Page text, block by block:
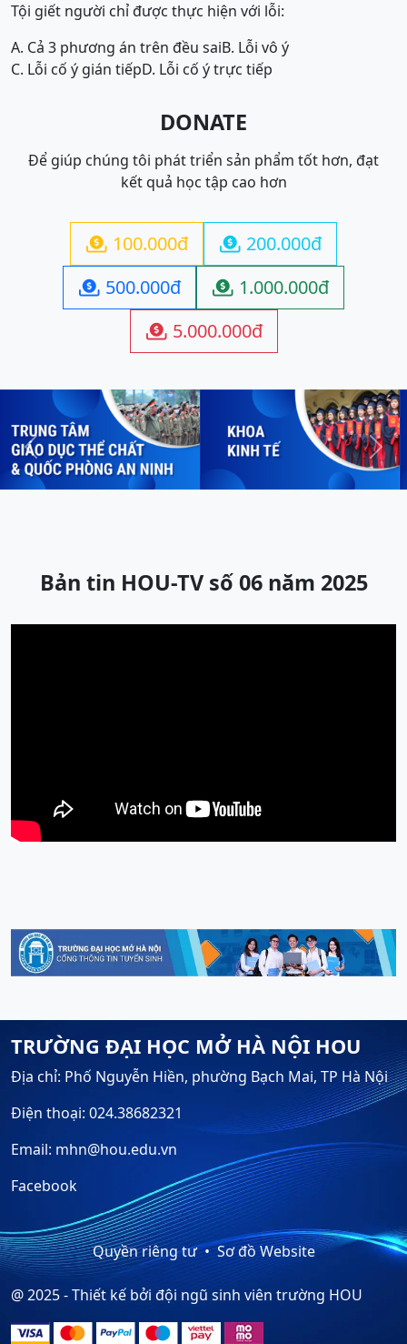
Tội giết người chỉ được thực hiện với lỗi:
A. Cả 3 phương án trên đều saiB. Lỗi vô ý
C. Lỗi cố ý gián tiếpD. Lỗi cố ý trực tiếp
DONATE
Để giúp chúng tôi phát triển sản phẩm tốt hơn, đạt
kết quả học tập cao hơn
 100.000đ  200.000đ
 500.000đ  1.000.000đ
 5.000.000đ
Previous Next
Bản tin HOU-TV số 06 năm 2025
TRƯỜNG ĐẠI HỌC MỞ HÀ NỘI HOU
Địa chỉ: Phố Nguyễn Hiền, phường Bạch Mai, TP Hà Nội
Điện thoại: 024.38682321
Email: mhn@hou.edu.vn
Facebook
Quyền riêng tư Sơ đồ Website
@ 2025 - Thiết kế bởi đội ngũ sinh viên trường HOU